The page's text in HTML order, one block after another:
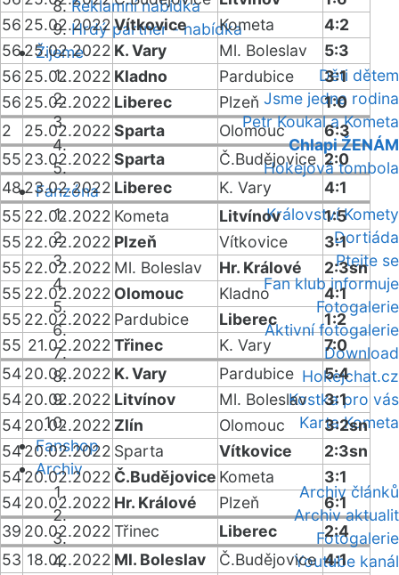
Reklamní nabídka
Hrdý partner - nabídka
Žijeme
Děti dětem
Jsme jedna rodina
Petr Koukal a Kometa
Chlapi ŽENÁM
Hokejová tombola
Fanzóna
Království Komety
Dortiáda
Ptejte se
Fan klub informuje
Fotogalerie
Aktivní fotogalerie
Download
Hokejchat.cz
Kostka pro vás
Karta Kometa
Fanshop
Archiv
Archiv článků
Archiv aktualit
Fotogalerie
Youtube kanál
56 25.02.2022Vítkovice Kometa
4:2
5625.02.2022 K. Vary Ml. Boleslav
5:3
56 25.02.2022 Kladno Pardubice
3:1
56 25.02.2022 Liberec Plzeň
1:0
2
25.02.2022Sparta Olomouc
6:3
55 23.02.2022Sparta Č.Budějovice 2:0
4823.02.2022 Liberec K. Vary
4:1
55 22.02.2022 Kometa Litvínov
1:5
55 22.02.2022 Plzeň Vítkovice
3:1
55 22.02.2022 Ml. Boleslav Hr. Králové
2:3sn
55 22.02.2022 Olomouc Kladno
4:1
55 22.02.2022 Pardubice Liberec
1:2
55 21.02.2022Třinec K. Vary
7:0
5420.02.2022 K. Vary Pardubice
5:4
5420.02.2022 Litvínov Ml. Boleslav
3:1
5420.02.2022 Zlín Olomouc
3:2sn
5420.02.2022 Sparta Vítkovice
2:3sn
5420.02.2022 Č.Budějovice Kometa
3:1
5420.02.2022 Hr. Králové Plzeň
6:1
39 20.02.2022Třinec Liberec
2:4
53 18.02.2022 Ml. Boleslav Č.Budějovice 4:1